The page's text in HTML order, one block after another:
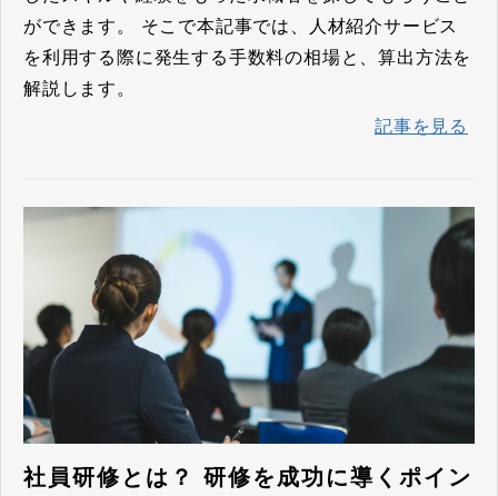
ができます。 そこで本記事では、人材紹介サービス
を利用する際に発生する手数料の相場と、算出方法を
解説します。
記事を見る
社員研修とは？ 研修を成功に導くポイン